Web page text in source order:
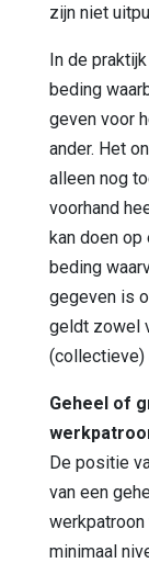
zijn niet
In de
beding
geven voor
ander. Het
alleen nog
voorhand
kan doen op
beding
gegeven is
geldt zowel
(collectieve)
Geheel of
De positie
van een
minimaal